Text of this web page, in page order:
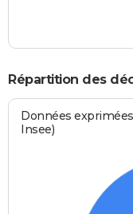
Répartition des
Données
Insee)